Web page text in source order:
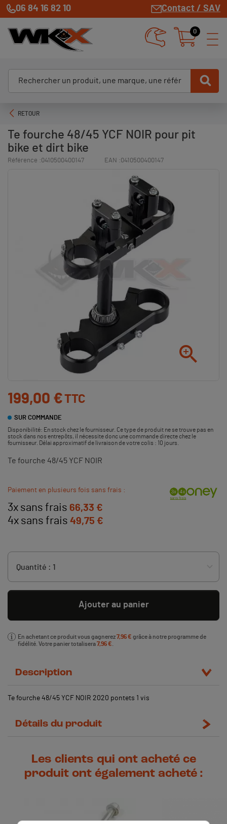
06 84 16 82 10 Contact / SAV
0
RETOUR
Te fourche 48/45 YCF NOIR pour pit
bike et dirt bike
Référence :0410500400147 EAN :0410500400147

199,00 €TTC
SUR COMMANDE
Disponibilité: En stock chez le fournisseur. Ce type de produit ne se trouve pas en
stock dans nos entrepôts, il nécessite donc une commande directe chez le
fournisseur. Délai approximatif de livraison de votre colis : 10 jours.
Te fourche 48/45 YCF NOIR
Paiement en plusieurs fois sans frais :
3x sans frais 66,33 €
4x sans frais 49,75 €
Ajouter au panier
En achetant ce produit vous gagnerez7,96 € grâce à notre programme de
fidélité. Votre panier totalisera7,96 €
Description
Te fourche 48/45 YCF NOIR 2020 pontets 1 vis
Détails du produit
Les clients qui ont acheté ce
produit ont également acheté :